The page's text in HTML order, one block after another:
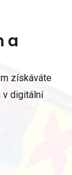
a
získáváte
v digitální